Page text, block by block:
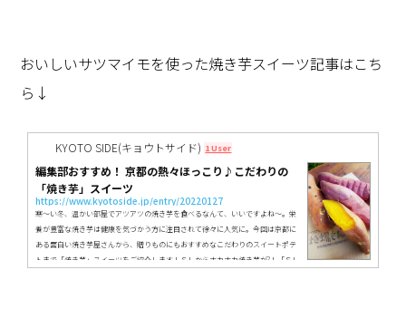
おいしいサツマイモを使った焼き芋スイーツ記事はこち
ら↓
KYOTO SIDE(キョウトサイド) 1 User
編集部おすすめ！ 京都の熱々ほっこり♪こだわりの
「焼き芋」スイーツ
https://www.kyotoside.jp/entry/20220127
寒～い冬、温かい部屋でアツアツの焼き芋を食べるなんて、いいですよね～。栄
養が豊富な焼き芋は健康を気づかう方に注目されて徐々に人気に。今回は京都に
ある面白い焼き芋屋さんから、贈りものにもおすすめなこだわりのスイートポテ
トまで「焼き芋」スイーツをご紹介します！ＳＬからホカホカ焼き芋が?！「ＳＬ